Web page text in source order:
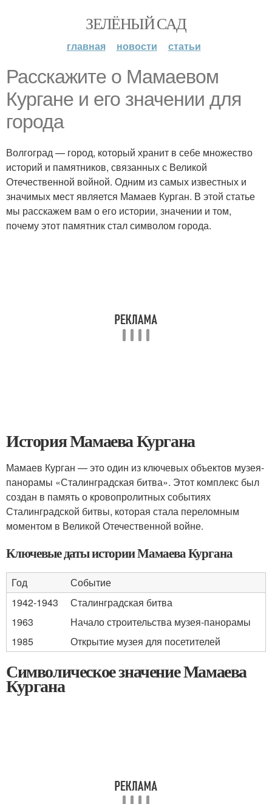
ЗЕЛЁНЫЙ САД
главная новости статьи
Расскажите о Мамаевом
Кургане и его значении для
города
Волгоград — город, который хранит в себе множество
историй и памятников, связанных с Великой
Отечественной войной. Одним из самых известных и
значимых мест является Мамаев Курган. В этой статье
мы расскажем вам о его истории, значении и том,
почему этот памятник стал символом города.
История Мамаева Кургана
Мамаев Курган — это один из ключевых объектов музея-
панорамы «Сталинградская битва». Этот комплекс был
создан в память о кровопролитных событиях
Сталинградской битвы, которая стала переломным
моментом в Великой Отечественной войне.
Ключевые даты истории Мамаева Кургана
Год
Событие
1942-1943
Сталинградская битва
1963
Начало строительства музея-панорамы
1985
Открытие музея для посетителей
Символическое значение Мамаева
Кургана